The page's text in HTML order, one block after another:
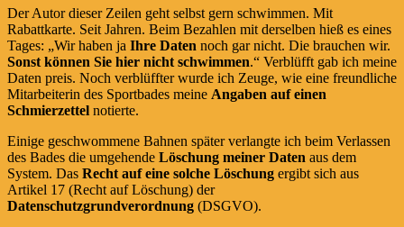
Der Autor dieser Zeilen geht selbst gern schwimmen. Mit
Rabattkarte. Seit Jahren. Beim Bezahlen mit derselben hieß es eines
Tages: „Wir haben ja Ihre Daten noch gar nicht. Die brauchen wir.
Sonst können Sie hier nicht schwimmen.“ Verblüfft gab ich meine
Daten preis. Noch verblüffter wurde ich Zeuge, wie eine freundliche
Mitarbeiterin des Sportbades meine Angaben auf einen
Schmierzettel notierte.
Einige geschwommene Bahnen später verlangte ich beim Verlassen
des Bades die umgehende Löschung meiner Daten aus dem
System. Das Recht auf eine solche Löschung ergibt sich aus
Artikel 17 (Recht auf Löschung) der
Datenschutzgrundverordnung (DSGVO).